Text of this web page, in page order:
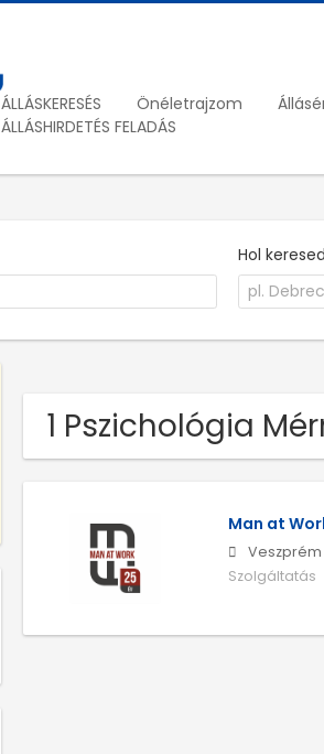
ÁLLÁSKERESÉS Önéletrajzom
ÁLLÁSHIRDETÉS FELADÁS
Hol
1 Pszichológia
Man at
Veszprém
Szolgáltatás